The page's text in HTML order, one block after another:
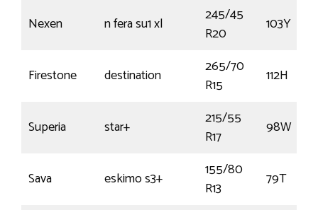
Nexen n fera su1 xl
245/45
R20
103Y
Firestone destination
265/70
R15
112H
Superia star+
215/55
R17
98W
Sava eskimo s3+
155/80
R13
79T